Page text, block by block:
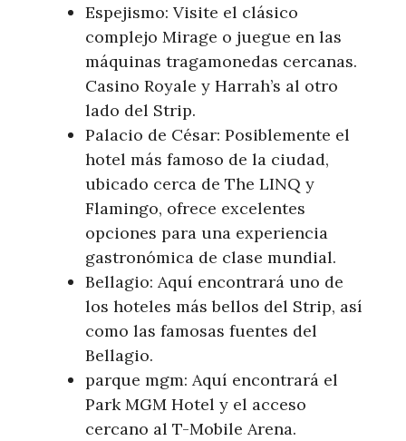
Espejismo: Visite el clásico
complejo Mirage o juegue en las
máquinas tragamonedas cercanas.
Casino Royale y Harrah’s al otro
lado del Strip.
Palacio de César: Posiblemente el
hotel más famoso de la ciudad,
ubicado cerca de The LINQ y
Flamingo, ofrece excelentes
opciones para una experiencia
gastronómica de clase mundial.
Bellagio: Aquí encontrará uno de
los hoteles más bellos del Strip, así
como las famosas fuentes del
Bellagio.
parque mgm: Aquí encontrará el
Park MGM Hotel y el acceso
cercano al T-Mobile Arena.